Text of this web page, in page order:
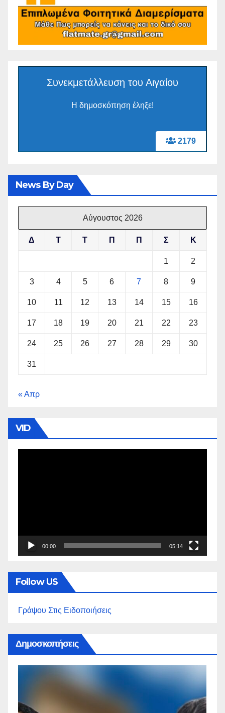
2179
Συνεκμετάλλευση του Αιγαίου
Η δημοσκόπηση έληξε!
News By Day
Αύγουστος 2026
Δ Τ Τ Π Π Σ Κ
1 2
3 4 5 6 7 8 9
10 11 12 13 14 15 16
17 18 19 20 21 22 23
24 25 26 27 28 29 30
31
« Απρ
VID
00:00 05:14
Follow US
Γράψου Στις Ειδοποιήσεις
Δημοσκοπήσεις